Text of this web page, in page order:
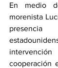
En medio
morenista
cooperación